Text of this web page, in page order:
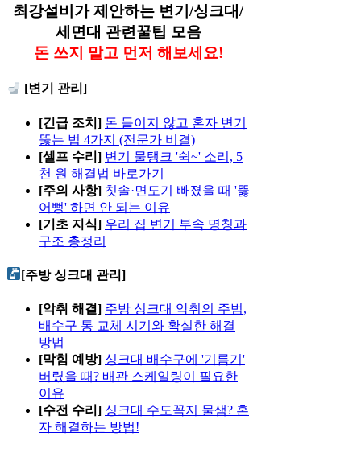
최강설비가 제안하는 변기/싱크대/
세면대 관련꿀팁 모음
돈 쓰지 말고 먼저 해보세요!
[변기 관리]
[긴급 조치] 돈 들이지 않고 혼자 변기
뚫는 법 4가지 (전문가 비결)
[셀프 수리] 변기 물탱크 '쉭~' 소리, 5
천 원 해결법 바로가기
[주의 사항] 칫솔·면도기 빠졌을 때 '뚫
어뻥' 하면 안 되는 이유
[기초 지식] 우리 집 변기 부속 명칭과
구조 총정리
[주방 싱크대 관리]
[악취 해결] 주방 싱크대 악취의 주범,
배수구 통 교체 시기와 확실한 해결
방법
[막힘 예방] 싱크대 배수구에 '기름기'
버렸을 때? 배관 스케일링이 필요한
이유
[수전 수리] 싱크대 수도꼭지 물샘? 혼
자 해결하는 방법!